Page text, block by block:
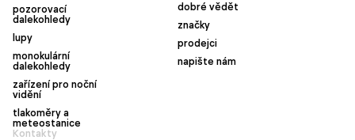
pozorovací
dalekohledy
lupy
monokulární
dalekohledy
zařízení pro noční
vidění
tlakoměry a
meteostanice
dobré vědět
značky
prodejci
napište nám
Kontakty